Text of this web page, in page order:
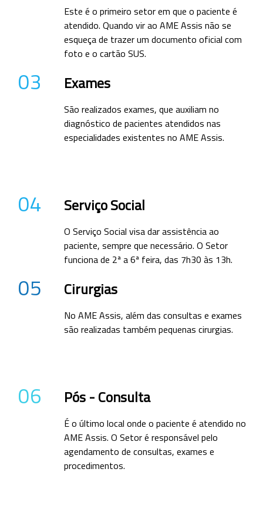
Este é o primeiro setor em que o paciente é
atendido. Quando vir ao AME Assis não se
esqueça de trazer um documento oficial com
foto e o cartão SUS.
03 Exames
São realizados exames, que auxiliam no
diagnóstico de pacientes atendidos nas
especialidades existentes no AME Assis.
04 Serviço Social
O Serviço Social visa dar assistência ao
paciente, sempre que necessário. O Setor
funciona de 2ª a 6ª feira, das 7h30 às 13h.
05 Cirurgias
No AME Assis, além das consultas e exames
são realizadas também pequenas cirurgias.
06 Pós - Consulta
É o último local onde o paciente é atendido no
AME Assis. O Setor é responsável pelo
agendamento de consultas, exames e
procedimentos.